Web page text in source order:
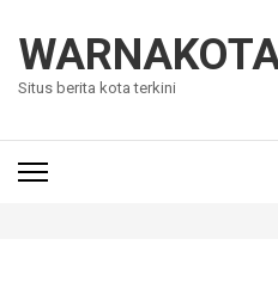
konten
(Tekan
Situs berita kota terkini